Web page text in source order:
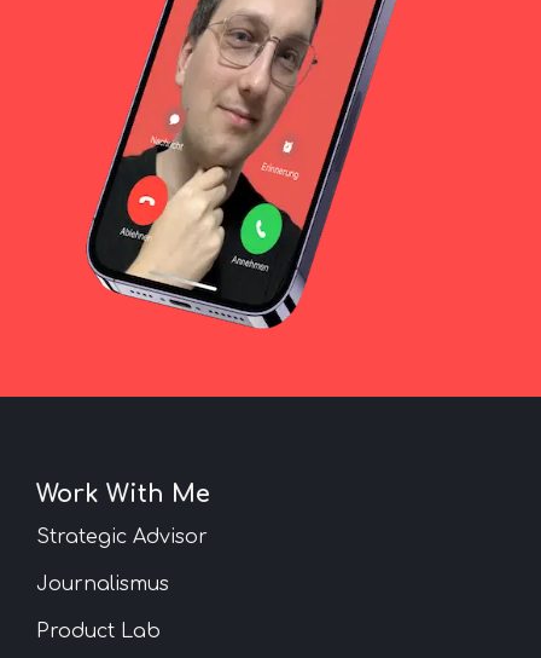
Work With Me
Strategic Advisor
Journalismus
Product Lab